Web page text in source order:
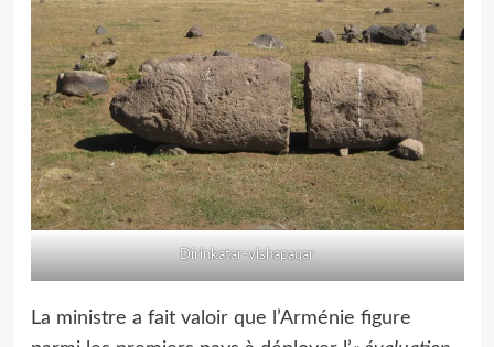
Dirinkatar-vishapaqar
La ministre a fait valoir que l’Arménie figure